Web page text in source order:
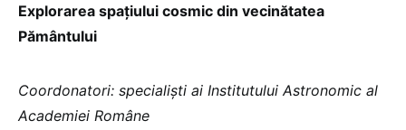
Explorarea spațiului cosmic din vecinătatea
Pământului
Coordonatori: specialiști ai Institutului Astronomic al
Academiei Române